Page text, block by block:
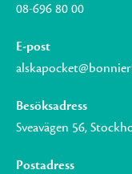
08-696 80 00
E-post
Besöksadress
Sveavägen 56,
Postadress